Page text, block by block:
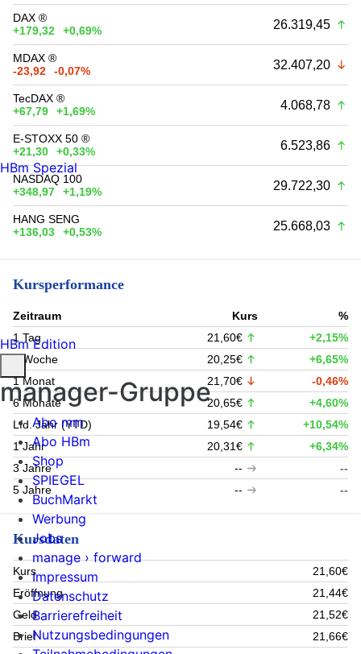
DAX ®
+179,32
+0,69% 26.319,45
MDAX ®
-23,92
-0,07% 32.407,20
TecDAX ®
+67,79
+1,69% 4.068,78
E-STOXX 50 ®
+21,30
+0,33% 6.523,86
NASDAQ 100
+348,97
+1,19% 29.722,30
HANG SENG
+136,03
+0,53% 25.668,03
Kursperformance
Zeitraum Kurs
%
1 Tag
21,60€
+2,15%
1 Woche
20,25€
+6,65%
1 Monat
21,70€
-0,46%
6 Monate
20,65€
+4,60%
Lfd. Jahr (YTD)
19,54€
+10,54%
1 Jahr
20,31€
+6,34%
3 Jahre
--
--
5 Jahre
-- --
Kursdaten
Kurs
21,60€
Eröffnung
21,44€
Geld
21,52€
Brief
21,66€
HBm Spezial
HBm Edition
manager-Gruppe
Abo mm
Abo HBm
Shop
SPIEGEL
BuchMarkt
Werbung
Jobs
manage › forward
Impressum
Datenschutz
Barrierefreiheit
Nutzungsbedingungen